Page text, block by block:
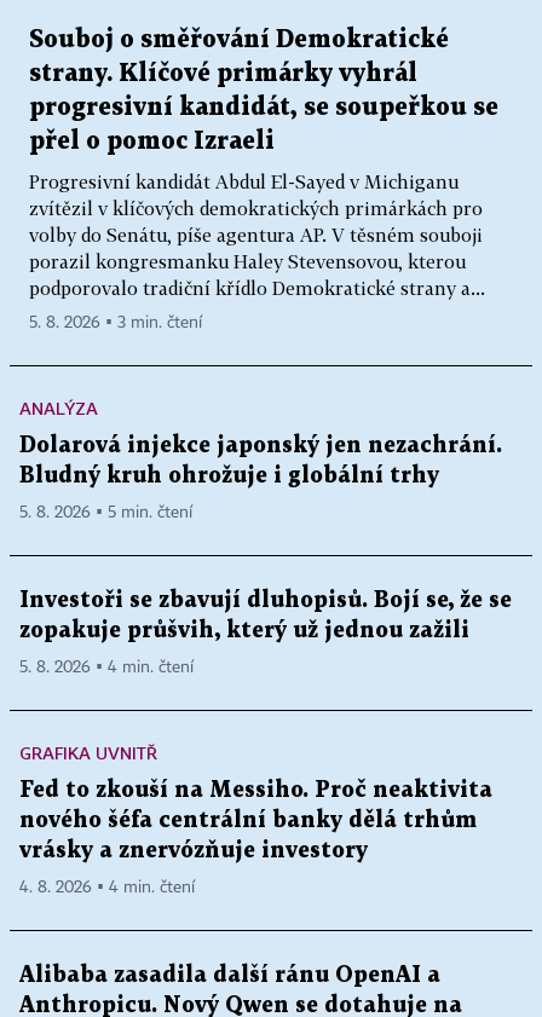
Souboj o směřování Demokratické
strany. Klíčové primárky vyhrál
progresivní kandidát, se soupeřkou se
přel o pomoc Izraeli
Progresivní kandidát Abdul El-Sayed v Michiganu
zvítězil v klíčových demokratických primárkách pro
volby do Senátu, píše agentura AP. V těsném souboji
porazil kongresmanku Haley Stevensovou, kterou
podporovalo tradiční křídlo Demokratické strany a...
5. 8. 2026 ▪ 3 min. čtení
ANALÝZA
Dolarová injekce japonský jen nezachrání.
Bludný kruh ohrožuje i globální trhy
5. 8. 2026 ▪ 5 min. čtení
Investoři se zbavují dluhopisů. Bojí se, že se
zopakuje průšvih, který už jednou zažili
5. 8. 2026 ▪ 4 min. čtení
GRAFIKA UVNITŘ
Fed to zkouší na Messiho. Proč neaktivita
nového šéfa centrální banky dělá trhům
vrásky a znervózňuje investory
4. 8. 2026 ▪ 4 min. čtení
Alibaba zasadila další ránu OpenAI a
Anthropicu. Nový Qwen se dotahuje na